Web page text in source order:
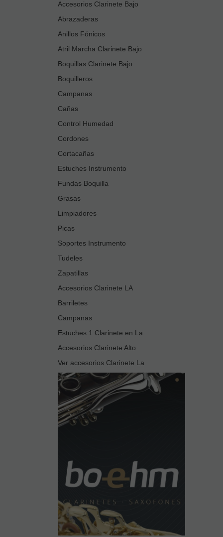
Accesorios Clarinete Bajo
Abrazaderas
Anillos Fónicos
Atril Marcha Clarinete Bajo
Boquillas Clarinete Bajo
Boquilleros
Campanas
Cañas
Control Humedad
Cordones
Cortacañas
Estuches Instrumento
Fundas Boquilla
Grasas
Limpiadores
Picas
Soportes Instrumento
Tudeles
Zapatillas
Accesorios Clarinete LA
Barriletes
Campanas
Estuches 1 Clarinete en La
Accesorios Clarinete Alto
Ver accesorios Clarinete La